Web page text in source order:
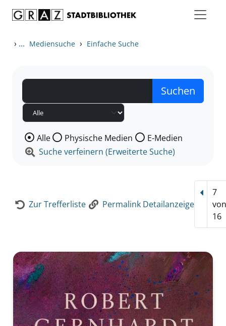
› ... Mediensuche › Einfache Suche
Wählen Sie die Medienart nach der Sie suchen wollen.
Alle Physische Medien
E-Medien
Suche verfeinern (Erweiterte Suche)
Zur Trefferliste Permalink Detailanzeige
7
16